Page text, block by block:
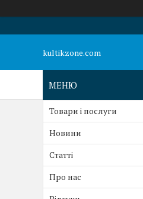
kultikzone.com
Товари і послуги
Новини
Статті
Про нас